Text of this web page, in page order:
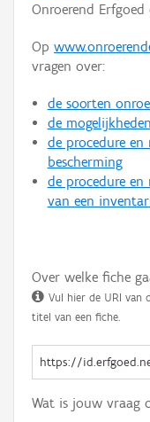
Aanmelden
Onroerend
Op
vragen over:
de soorten
de
de procedure en
bescherming
de procedure en
van een
Over welke fiche
Vul hier de URI van
titel van een fiche.
Wat is jouw vraag